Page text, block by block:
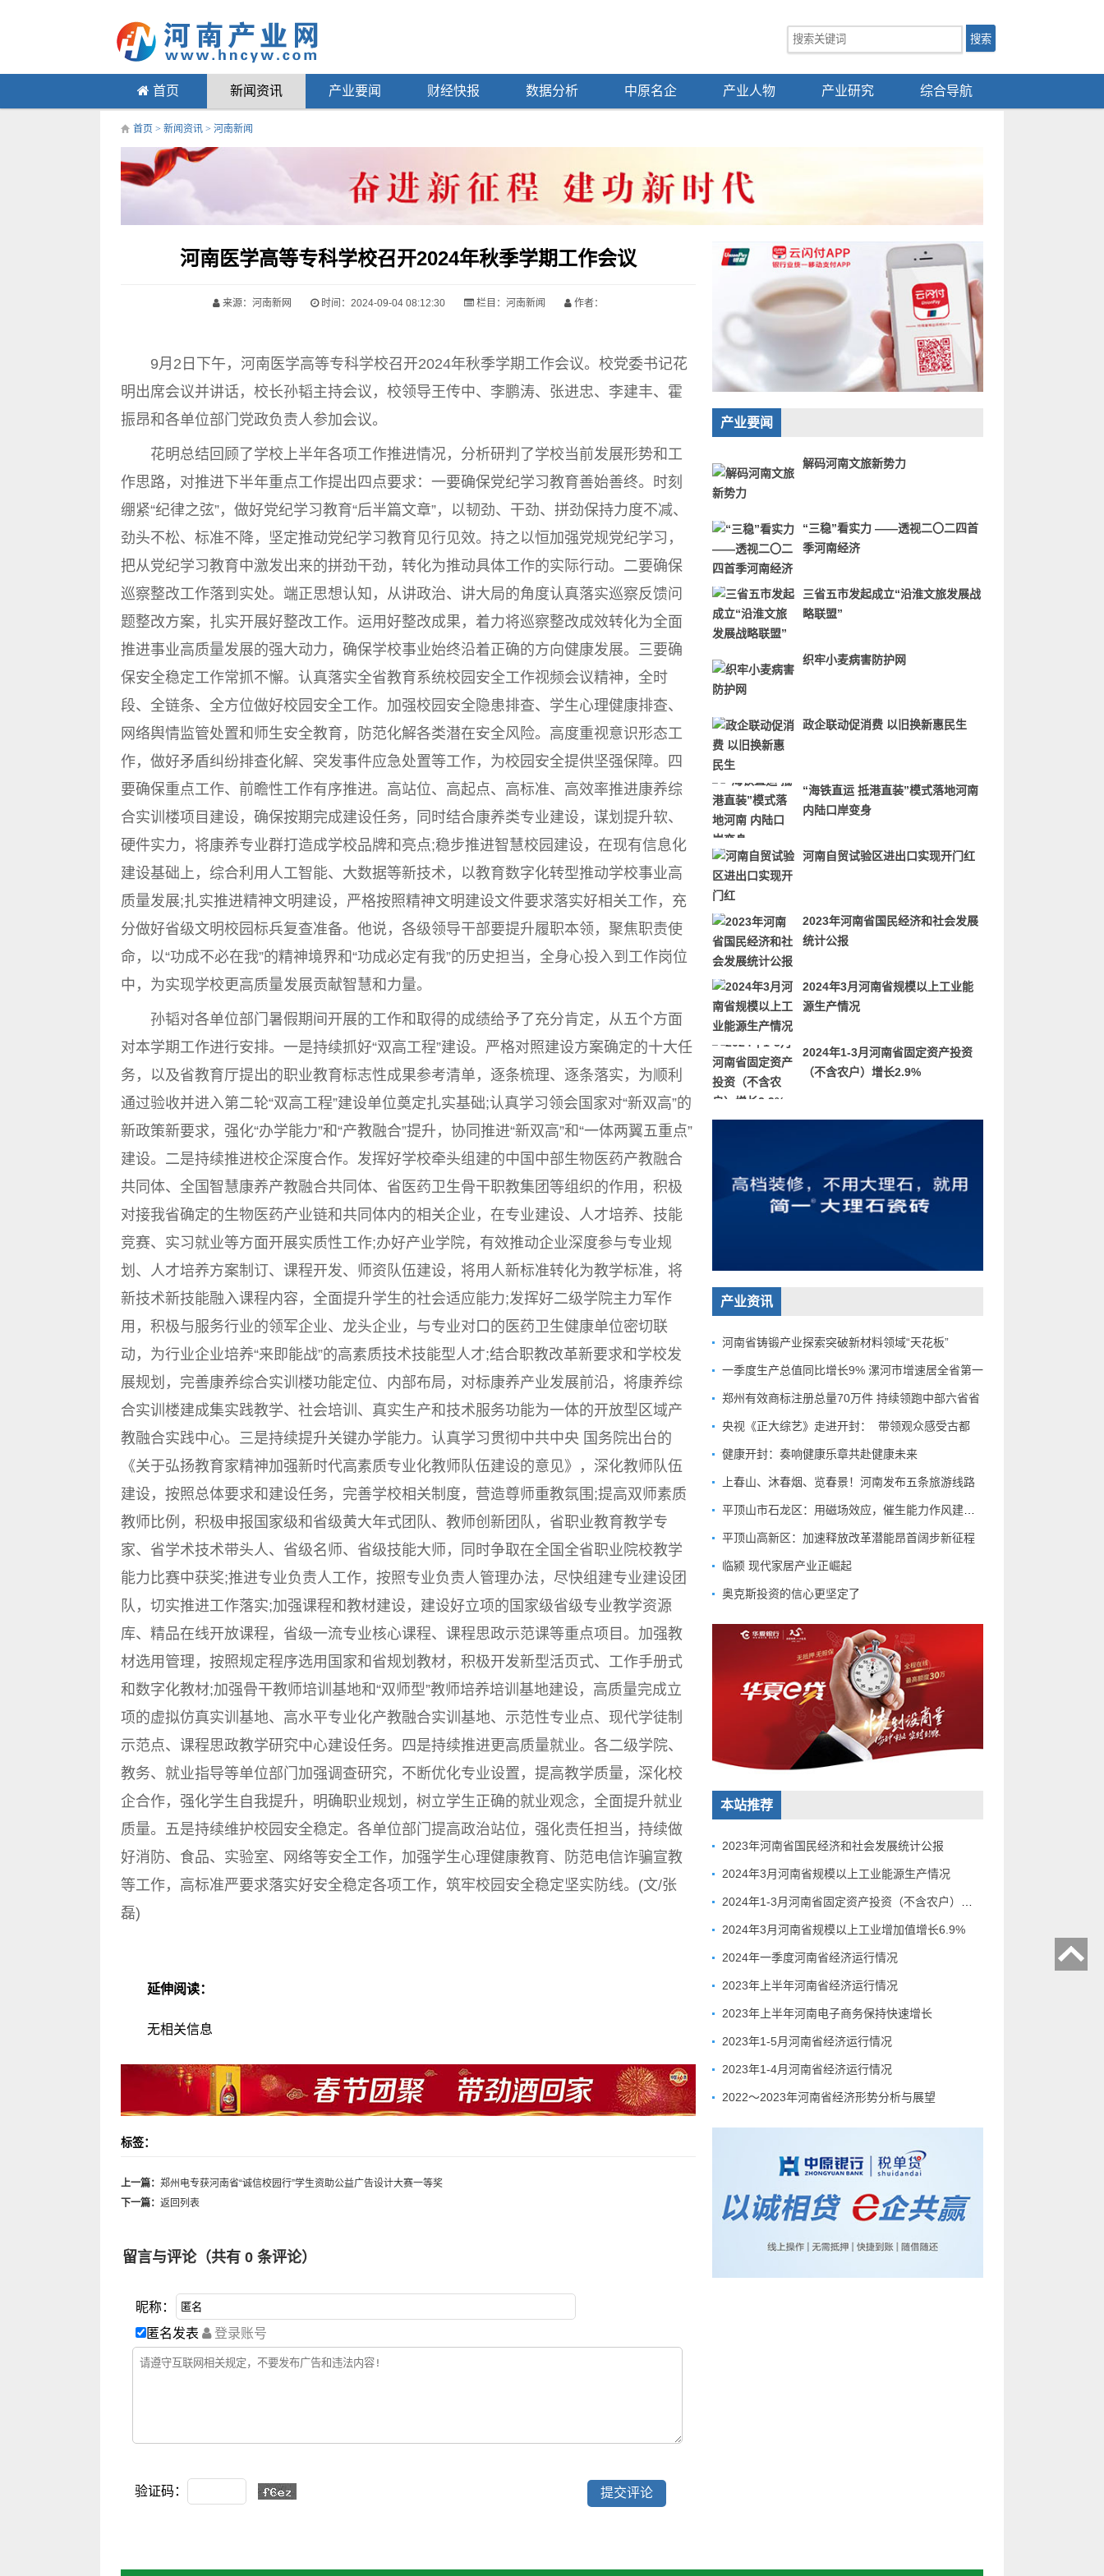
首页 新闻资讯 产业要闻 财经快报 数据分析 中原名企 产业人物 产业研究 综合导航
首页 > 新闻资讯 > 河南新闻
河南医学高等专科学校召开2024年秋季学期工作会议
来源：河南新网 时间：2024-09-04 08:12:30 栏目： 河南新闻 作者：
9月2日下午，河南医学高等专科学校召开2024年秋季学期工作会议。校党委书记花
明出席会议并讲话，校长孙韬主持会议，校领导王传中、李鹏涛、张进忠、李建丰、霍
振昂和各单位部门党政负责人参加会议。
花明总结回顾了学校上半年各项工作推进情况，分析研判了学校当前发展形势和工
作思路，对推进下半年重点工作提出四点要求：一要确保党纪学习教育善始善终。时刻
绷紧“纪律之弦”，做好党纪学习教育“后半篇文章”，以韧劲、干劲、拼劲保持力度不减、
劲头不松、标准不降，坚定推动党纪学习教育见行见效。持之以恒加强党规党纪学习，
把从党纪学习教育中激发出来的拼劲干劲，转化为推动具体工作的实际行动。二要确保
巡察整改工作落到实处。端正思想认知，从讲政治、讲大局的角度认真落实巡察反馈问
题整改方案，扎实开展好整改工作。运用好整改成果，着力将巡察整改成效转化为全面
推进事业高质量发展的强大动力，确保学校事业始终沿着正确的方向健康发展。三要确
保安全稳定工作常抓不懈。认真落实全省教育系统校园安全工作视频会议精神，全时
段、全链条、全方位做好校园安全工作。加强校园安全隐患排查、学生心理健康排查、
网络舆情监管处置和师生安全教育，防范化解各类潜在安全风险。高度重视意识形态工
作，做好矛盾纠纷排查化解、突发事件应急处置等工作，为校园安全提供坚强保障。四
要确保重点工作、前瞻性工作有序推进。高站位、高起点、高标准、高效率推进康养综
合实训楼项目建设，确保按期完成建设任务，同时结合康养类专业建设，谋划提升软、
硬件实力，将康养专业群打造成学校品牌和亮点;稳步推进智慧校园建设，在现有信息化
建设基础上，综合利用人工智能、大数据等新技术，以教育数字化转型推动学校事业高
质量发展;扎实推进精神文明建设，严格按照精神文明建设文件要求落实好相关工作，充
分做好省级文明校园标兵复查准备。他说，各级领导干部要提升履职本领，聚焦职责使
命，以“功成不必在我”的精神境界和“功成必定有我”的历史担当，全身心投入到工作岗位
中，为实现学校更高质量发展贡献智慧和力量。
孙韬对各单位部门暑假期间开展的工作和取得的成绩给予了充分肯定，从五个方面
对本学期工作进行安排。一是持续抓好“双高工程”建设。严格对照建设方案确定的十大任
务，以及省教育厅提出的职业教育标志性成果参考清单，逐条梳理、逐条落实，为顺利
通过验收并进入第二轮“双高工程”建设单位奠定扎实基础;认真学习领会国家对“新双高”的
新政策新要求，强化“办学能力”和“产教融合”提升，协同推进“新双高”和“一体两翼五重点”
建设。二是持续推进校企深度合作。发挥好学校牵头组建的中国中部生物医药产教融合
共同体、全国智慧康养产教融合共同体、省医药卫生骨干职教集团等组织的作用，积极
对接我省确定的生物医药产业链和共同体内的相关企业，在专业建设、人才培养、技能
竞赛、实习就业等方面开展实质性工作;办好产业学院，有效推动企业深度参与专业规
划、人才培养方案制订、课程开发、师资队伍建设，将用人新标准转化为教学标准，将
新技术新技能融入课程内容，全面提升学生的社会适应能力;发挥好二级学院主力军作
用，积极与服务行业的领军企业、龙头企业，与专业对口的医药卫生健康单位密切联
动，为行业企业培养“来即能战”的高素质技术技能型人才;结合职教改革新要求和学校发
展规划，完善康养综合实训楼功能定位、内部布局，对标康养产业发展前沿，将康养综
合实训楼建成集实践教学、社会培训、真实生产和技术服务功能为一体的开放型区域产
教融合实践中心。三是持续提升关键办学能力。认真学习贯彻中共中央 国务院出台的
《关于弘扬教育家精神加强新时代高素质专业化教师队伍建设的意见》，深化教师队伍
建设，按照总体要求和建设任务，完善学校相关制度，营造尊师重教氛围;提高双师素质
教师比例，积极申报国家级和省级黄大年式团队、教师创新团队，省职业教育教学专
家、省学术技术带头人、省级名师、省级技能大师，同时争取在全国全省职业院校教学
能力比赛中获奖;推进专业负责人工作，按照专业负责人管理办法，尽快组建专业建设团
队，切实推进工作落实;加强课程和教材建设，建设好立项的国家级省级专业教学资源
库、精品在线开放课程，省级一流专业核心课程、课程思政示范课等重点项目。加强教
材选用管理，按照规定程序选用国家和省规划教材，积极开发新型活页式、工作手册式
和数字化教材;加强骨干教师培训基地和“双师型”教师培养培训基地建设，高质量完成立
项的虚拟仿真实训基地、高水平专业化产教融合实训基地、示范性专业点、现代学徒制
示范点、课程思政教学研究中心建设任务。四是持续推进更高质量就业。各二级学院、
教务、就业指导等单位部门加强调查研究，不断优化专业设置，提高教学质量，深化校
企合作，强化学生自我提升，明确职业规划，树立学生正确的就业观念，全面提升就业
质量。五是持续维护校园安全稳定。各单位部门提高政治站位，强化责任担当，持续做
好消防、食品、实验室、网络等安全工作，加强学生心理健康教育、防范电信诈骗宣教
等工作，高标准严要求落实好安全稳定各项工作，筑牢校园安全稳定坚实防线。(文/张
磊)
延伸阅读：
无相关信息
标签：
上一篇： 郑州电专获河南省“诚信校园行”学生资助公益广告设计大赛一等奖
下一篇： 返回列表
留言与评论（共有 0 条评论）
昵称：
匿名发表
登录账号
验证码：
产业要闻
解码河南文旅新势力
“三稳”看实力 ——透视二〇二四首
季河南经济
三省五市发起成立“沿淮文旅发展战
略联盟”
织牢小麦病害防护网
政企联动促消费 以旧换新惠民生
“海铁直运 抵港直装”模式落地河南
内陆口岸变身
河南自贸试验区进出口实现开门红
2023年河南省国民经济和社会发展
统计公报
2024年3月河南省规模以上工业能
源生产情况
2024年1-3月河南省固定资产投资
（不含农户）增长2.9%
产业资讯
河南省铸锻产业探索突破新材料领域“天花板”
一季度生产总值同比增长9% 漯河市增速居全省第一
郑州有效商标注册总量70万件 持续领跑中部六省省
央视《正大综艺》走进开封： ​ 带领观众感受古都
健康开封：奏响健康乐章共赴健康未来
上春山、沐春烟、览春景！河南发布五条旅游线路
平顶山高新区：加速释放改革潜能昂首阔步新征程
临颍 现代家居产业正崛起
奥克斯投资的信心更坚定了
本站推荐
2023年河南省国民经济和社会发展统计公报
2024年3月河南省规模以上工业能源生产情况
2024年3月河南省规模以上工业增加值增长6.9%
2024年一季度河南省经济运行情况
2023年上半年河南省经济运行情况
2023年上半年河南电子商务保持快速增长
2023年1-5月河南省经济运行情况
2023年1-4月河南省经济运行情况
2022～2023年河南省经济形势分析与展望